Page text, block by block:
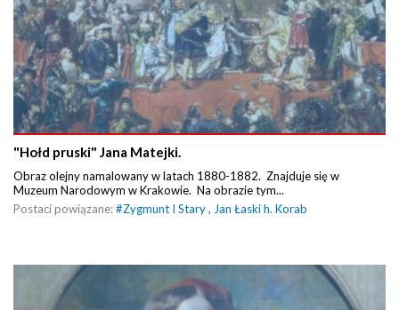
"Hołd pruski" Jana Matejki.
Obraz olejny namalowany w latach 1880-1882. Znajduje się w
Muzeum Narodowym w Krakowie. Na obrazie tym...
Postaci powiązane:#Zygmunt I Stary, Jan Łaski h. Korab